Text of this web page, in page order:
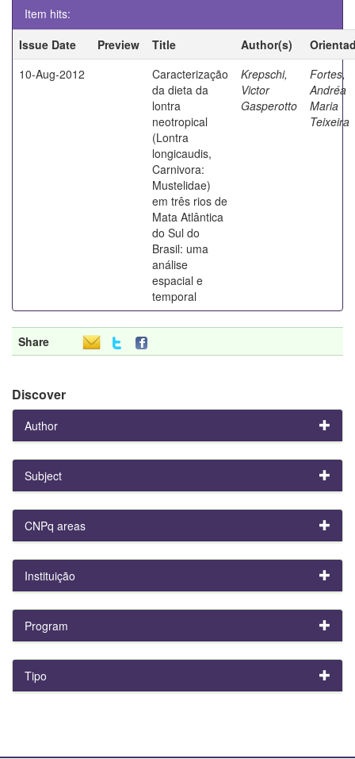
Item hits:
Issue Date
Preview Title Author(s)
10-Aug-2012
Caracterização
da dieta da
lontra
neotropical
(Lontra
longicaudis,
Carnivora:
Mustelidae)
em três rios de
Mata Atlântica
do Sul do
Brasil: uma
análise
espacial e
temporal
Krepschi,
Victor
Gasperotto
Fortes,
Andréa
Maria
Teixeira
Share
Discover
Author
Subject
CNPq areas
Instituição
Program
Tipo